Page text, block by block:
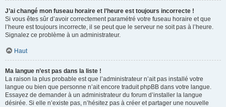
J’ai changé mon fuseau horaire et l’heure est toujours incorrecte !
Si vous êtes sûr d’avoir correctement paramétré votre fuseau horaire et que
l’heure est toujours incorrecte, il se peut que le serveur ne soit pas à l’heure.
Signalez ce problème à un administrateur.
Haut
Ma langue n’est pas dans la liste !
La raison la plus probable est que l’administrateur n’ait pas installé votre
langue ou bien que personne n’ait encore traduit phpBB dans votre langue.
Essayez de demander à un administrateur du forum d’installer la langue
désirée. Si elle n’existe pas, n’hésitez pas à créer et partager une nouvelle